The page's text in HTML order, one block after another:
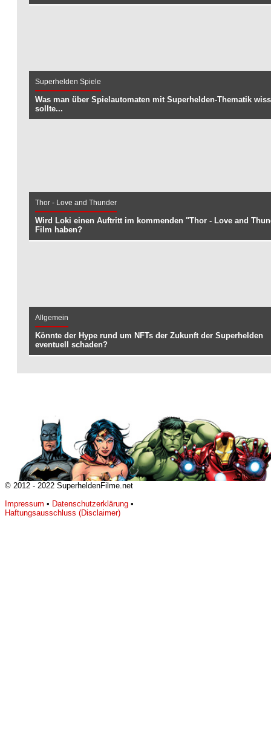
Superhelden Spiele
Was man über Spielautomaten mit Superhelden-Thematik
sollte...
Thor - Love and Thunder
Wird Loki einen Auftritt im kommenden "Thor - Love and
Film haben?
Allgemein
Könnte der Hype rund um NFTs der Zukunft der Superhelden
eventuell schaden?
© 2012 - 2022 SuperheldenFilme.net
Impressum • Datenschutzerklärung •
Haftungsausschluss (Disclaimer)